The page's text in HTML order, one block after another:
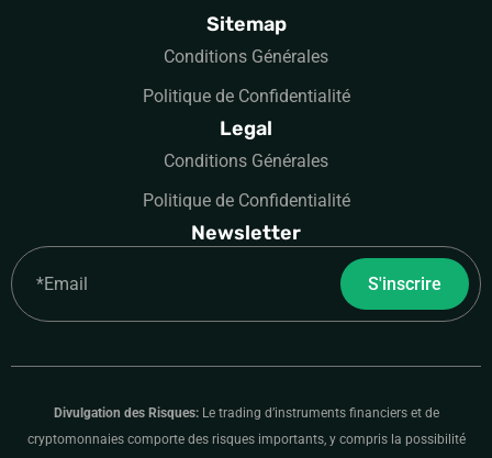
Sitemap
Conditions Générales
Politique de Confidentialité
Legal
Conditions Générales
Politique de Confidentialité
Newsletter
S'inscrire
Divulgation des Risques:Le trading d’instruments financiers et de
cryptomonnaies comporte des risques importants, y compris la possibilité